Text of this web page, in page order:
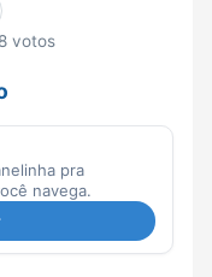
votos
pra
navega.